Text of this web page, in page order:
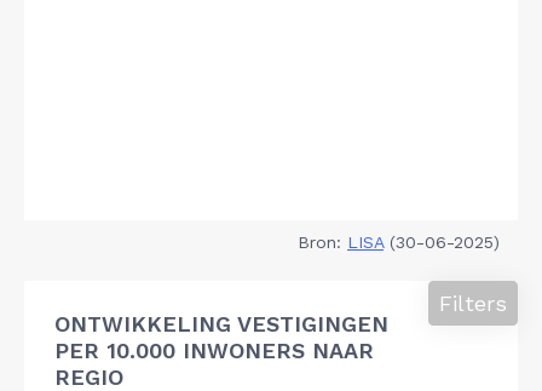
Bron: LISA(30-06-2025)
ONTWIKKELING VESTIGINGEN
PER 10.000 INWONERS NAAR
REGIO
Filters